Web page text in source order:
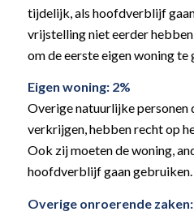
tijdelijk, als hoofdverblijf
vrijstelling niet eerder
om de eerste eigen woning te
Eigen woning: 2%
Overige natuurlijke personen
verkrijgen, hebben recht op
Ook zij moeten de woning,
hoofdverblijf gaan gebruiken.
Overige onroerende zaken: